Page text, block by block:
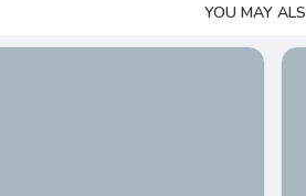
YOU MAY